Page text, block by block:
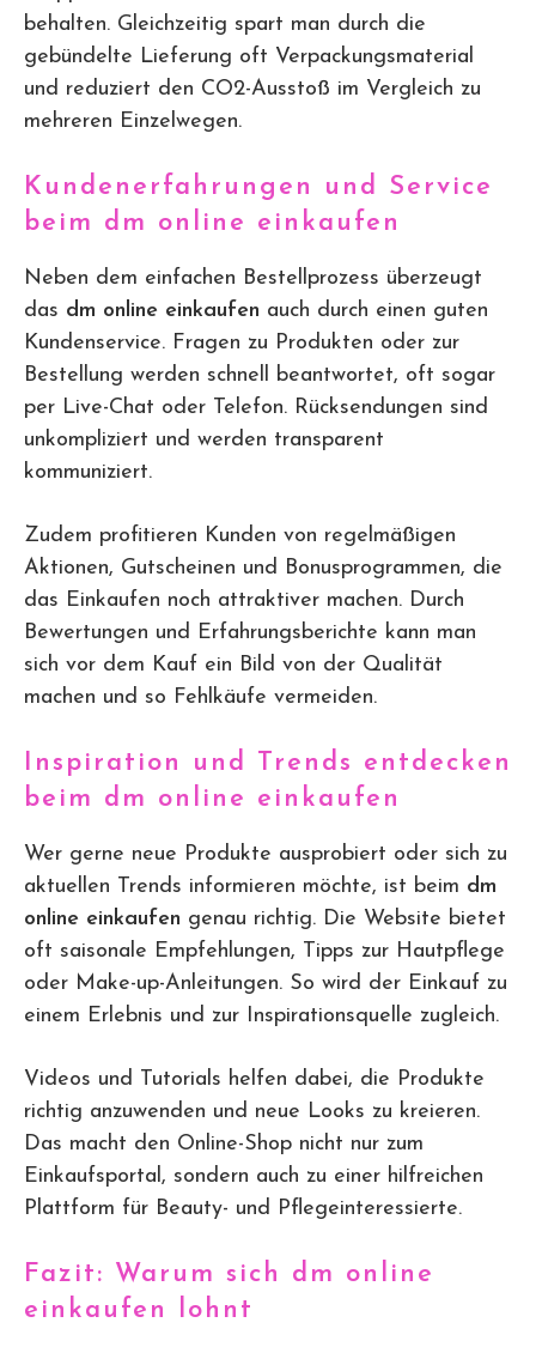
behalten. Gleichzeitig spart man durch die
gebündelte Lieferung oft Verpackungsmaterial
und reduziert den CO2-Ausstoß im Vergleich zu
mehreren Einzelwegen.
Kundenerfahrungen und Service
beim dm online einkaufen
Neben dem einfachen Bestellprozess überzeugt
das dm online einkaufen auch durch einen guten
Kundenservice. Fragen zu Produkten oder zur
Bestellung werden schnell beantwortet, oft sogar
per Live-Chat oder Telefon. Rücksendungen sind
unkompliziert und werden transparent
kommuniziert.
Zudem profitieren Kunden von regelmäßigen
Aktionen, Gutscheinen und Bonusprogrammen, die
das Einkaufen noch attraktiver machen. Durch
Bewertungen und Erfahrungsberichte kann man
sich vor dem Kauf ein Bild von der Qualität
machen und so Fehlkäufe vermeiden.
Inspiration und Trends entdecken
beim dm online einkaufen
Wer gerne neue Produkte ausprobiert oder sich zu
aktuellen Trends informieren möchte, ist beim dm
online einkaufen genau richtig. Die Website bietet
oft saisonale Empfehlungen, Tipps zur Hautpflege
oder Make-up-Anleitungen. So wird der Einkauf zu
einem Erlebnis und zur Inspirationsquelle zugleich.
Videos und Tutorials helfen dabei, die Produkte
richtig anzuwenden und neue Looks zu kreieren.
Das macht den Online-Shop nicht nur zum
Einkaufsportal, sondern auch zu einer hilfreichen
Plattform für Beauty- und Pflegeinteressierte.
Fazit: Warum sich dm online
einkaufen lohnt